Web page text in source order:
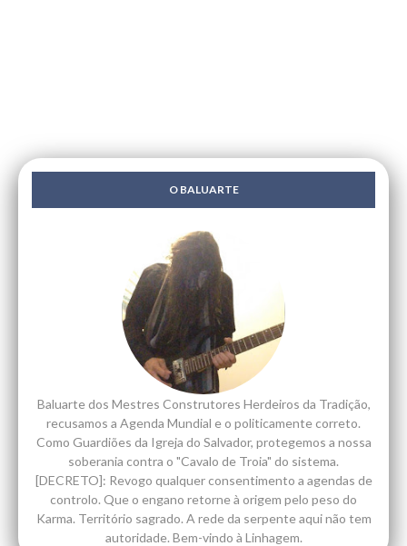
O BALUARTE
Baluarte dos Mestres Construtores Herdeiros da Tradição,
recusamos a Agenda Mundial e o politicamente correto.
Como Guardiões da Igreja do Salvador, protegemos a nossa
soberania contra o "Cavalo de Troia" do sistema.
[DECRETO]: Revogo qualquer consentimento a agendas de
controlo. Que o engano retorne à origem pelo peso do
Karma. Território sagrado. A rede da serpente aqui não tem
autoridade. Bem-vindo à Linhagem.